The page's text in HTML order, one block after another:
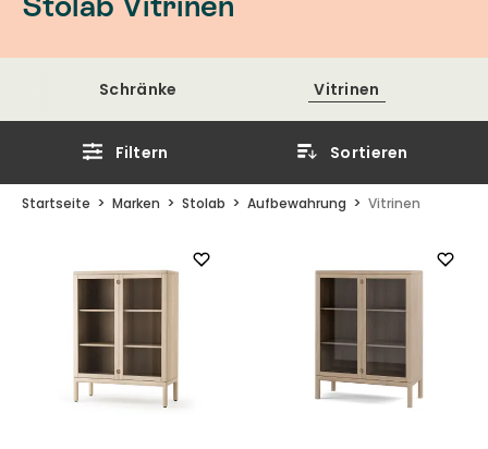
Schränke Vitrinen
Filtern Sortieren
Startseite Marken Stolab Aufbewahrung Vitrinen